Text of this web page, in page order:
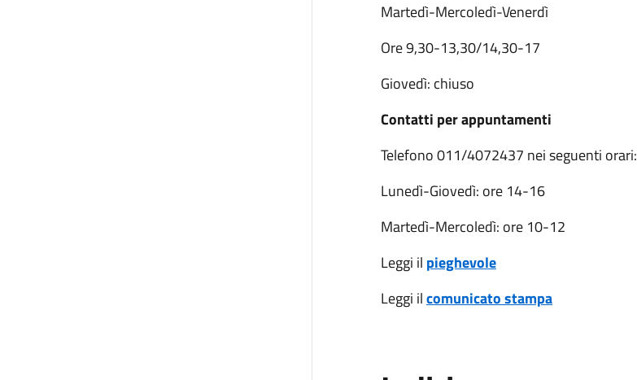
Martedì-Mercoledì-Venerdì
Ore 9,30-13,30/14,30-17
Giovedì: chiuso
Contatti per appuntamenti
Telefono 011/4072437 nei seguenti orari:
Lunedì-Giovedì: ore 14-16
Martedì-Mercoledì: ore 10-12
Leggi il pieghevole
Leggi ilcomunicato stampa